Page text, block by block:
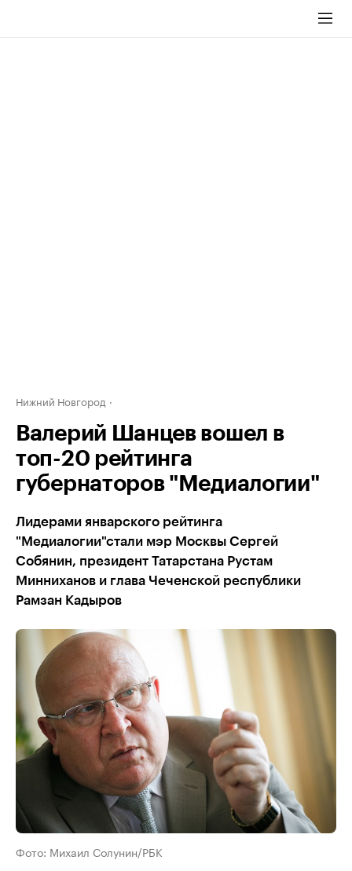
Нижний Новгород
Валерий Шанцев вошел в
топ-20 рейтинга
губернаторов "Медиалогии"
Лидерами январского рейтинга
"Медиалогии"стали мэр Москвы Сергей
Собянин, президент Татарстана Рустам
Минниханов и глава Чеченской республики
Рамзан Кадыров
Фото: Михаил Солунин/РБК